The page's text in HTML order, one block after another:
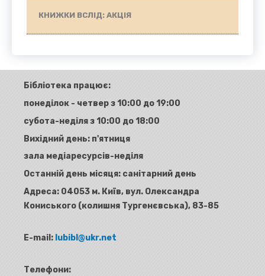
КНИЖКИ ВСЛІД: АКЦІЯ
Бібліотека працює:
понеділок - четвер з 10:00 до 19:00
субота-неділя з 10:00 до 18:00
Вихідний день: п'ятниця
зала медіаресурсів-неділя
Останній день місяця: санітарний день
Адреса: 04053 м. Київ, вул. Олександра
Кониського (колишня Тургенєвська), 83-85
E-mail: lubibl@ukr.net
Телефони: